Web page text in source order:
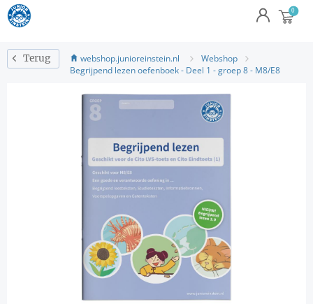
Terug webshop.junioreinstein.nl
Webshop
Begrijpend lezen oefenboek - Deel 1 - groep 8 - M8/E8